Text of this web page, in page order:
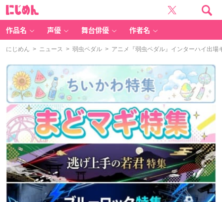
作品名 声優 舞台俳優 作者名
にじめん > ニュース > 弱虫ペダル > アニメ『弱虫ペダル』インターハイ出場